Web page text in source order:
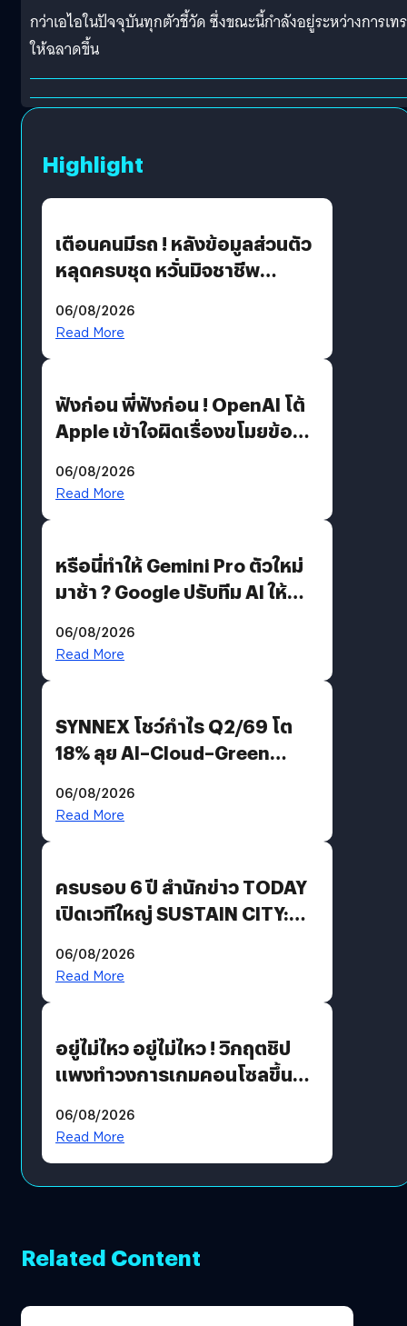
กว่าเอไอในปัจจุบันทุกตัวชี้วัด ซึ่งขณะนี้กำลังอยู่ระหว่างการเท
ให้ฉลาดขึ้น
Highlight
เตือนคนมีรถ ! หลังข้อมูลส่วนตัว
หลุดครบชุด หวั่นมิจชาชีพ
รหัสผ่านหลุด ไม่ใช่แฮ็กเกอร์
06/08/2026
Read More
ฟังก่อน พี่ฟังก่อน ! OpenAI โต้
Apple เข้าใจผิดเรื่องขโมยข้อมูล
06/08/2026
Read More
หรือนี่ทำให้ Gemini Pro ตัวใหม่
มาช้า ? Google ปรับทีม AI ให้
AGI
06/08/2026
Read More
SYNNEX โชว์กำไร Q2/69 โต
18% ลุย AI–Cloud–Green
Revenue เร่งเครื่อง New
06/08/2026
Read More
ครบรอบ 6 ปี สำนักข่าว TODAY
เปิดเวทีใหญ่ SUSTAIN CITY:
แนวทางปรับตัวสู่เศรษฐกิจสี
06/08/2026
Read More
อยู่ไม่ไหว อยู่ไม่ไหว ! วิกฤตชิป
แพงทำวงการเกมคอนโซลขึ้น
?
06/08/2026
Read More
Related Content